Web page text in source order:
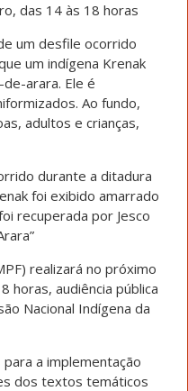
das 14 às 18 horas
durante a ditadura
foi exibido amarrado
recuperada por Jesco
realizará no próximo
horas, audiência pública
Nacional Indígena da
a implementação
dos textos temáticos